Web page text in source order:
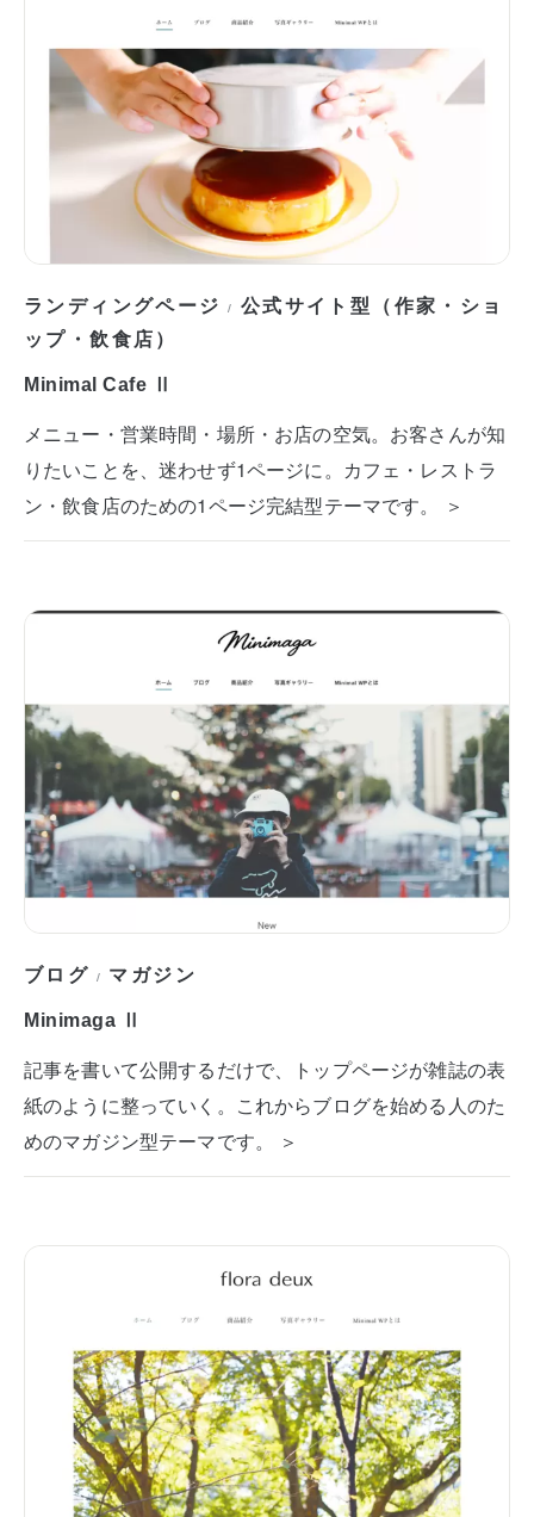
ランディングページ / 公式サイト型（作家・ショ
ップ・飲食店）
Minimal Cafe Ⅱ
メニュー・営業時間・場所・お店の空気。お客さんが知
りたいことを、迷わせず1ページに。カフェ・レストラ
ン・飲食店のための1ページ完結型テーマです。 ＞
ブログ / マガジン
Minimaga Ⅱ
記事を書いて公開するだけで、トップページが雑誌の表
紙のように整っていく。これからブログを始める人のた
めのマガジン型テーマです。 ＞